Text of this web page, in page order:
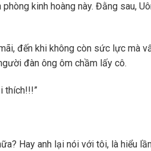
kinh hoàng này. Đằng sau,
đến khi không còn sức lực mà
đàn ông ôm chầm lấy cô.
thích!!!”
Hay anh lại nói với tôi, là hiểu